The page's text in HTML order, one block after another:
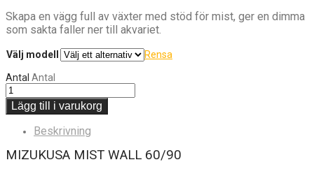
Skapa en vägg full av växter med stöd för mist, ger en dimma
som sakta faller ner till akvariet.
Välj modell Rensa
Antal Antal
Lägg till i varukorg
Beskrivning
MIZUKUSA MIST WALL 60/90